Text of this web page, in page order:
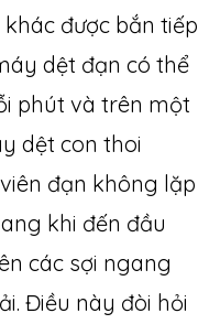
được bắn tiếp
dệt đạn có thể
phút và trên một
dệt con thoi
đạn không lặp
khi đến đầu
các sợi ngang
Điều này đòi hỏi